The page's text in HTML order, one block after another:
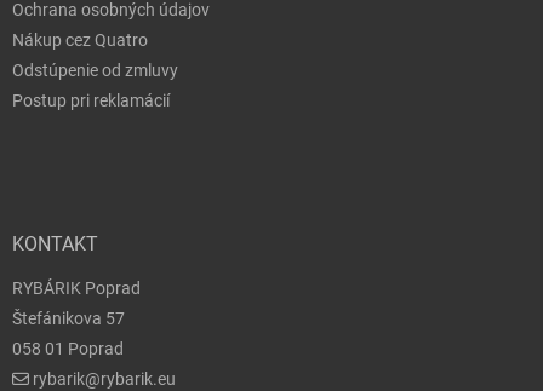
Ochrana osobných údajov
Nákup cez Quatro
Odstúpenie od zmluvy
Postup pri reklamácií
KONTAKT
RYBÁRIK Poprad
Štefánikova 57
058 01 Poprad
rybarik@rybarik.eu